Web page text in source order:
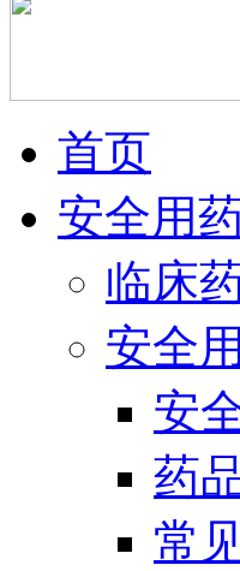
首页
安全用
临床
安全
安
药
常